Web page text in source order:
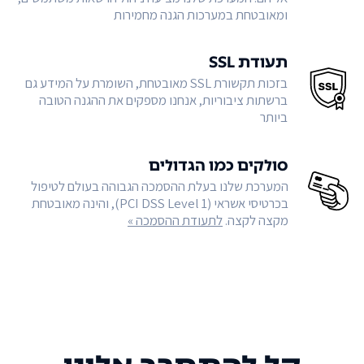
ומאובטחת במערכות הגנה מחמירות
תעודת SSL
בזכות תקשורת SSL מאובטחת, השומרת על המידע גם
ברשתות ציבוריות, אנחנו מספקים את ההגנה הטובה
ביותר
סולקים כמו הגדולים
המערכת שלנו בעלת ההסמכה הגבוהה בעולם לטיפול
בכרטיסי אשראי (PCI DSS Level 1), והינה מאובטחת
מקצה לקצה.לתעודת ההסמכה »